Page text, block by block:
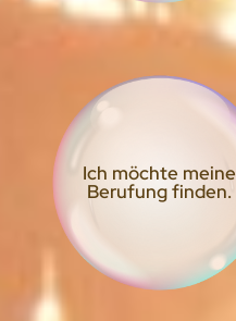
Ich möchte meine
Berufung finden.